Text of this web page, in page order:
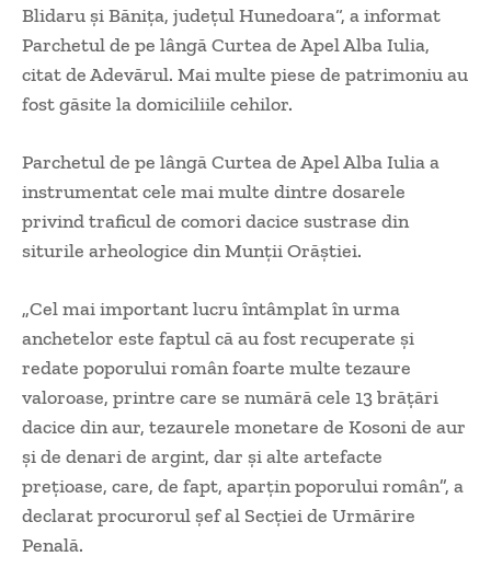
Blidaru şi Băniţa, judeţul Hunedoara“, a informat
Parchetul de pe lângă Curtea de Apel Alba Iulia,
citat de Adevărul. Mai multe piese de patrimoniu au
fost găsite la domiciliile cehilor.
Parchetul de pe lângă Curtea de Apel Alba Iulia a
instrumentat cele mai multe dintre dosarele
privind traficul de comori dacice sustrase din
siturile arheologice din Munţii Orăştiei.
„Cel mai important lucru întâmplat în urma
anchetelor este faptul că au fost recuperate şi
redate poporului român foarte multe tezaure
valoroase, printre care se numără cele 13 brăţări
dacice din aur, tezaurele monetare de Kosoni de aur
şi de denari de argint, dar şi alte artefacte
preţioase, care, de fapt, aparţin poporului român”, a
declarat procurorul şef al Secţiei de Urmărire
Penală.